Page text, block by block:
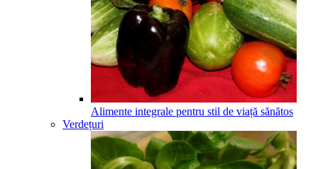
Alimente integrale pentru stil de viață sănătos
Verdețuri